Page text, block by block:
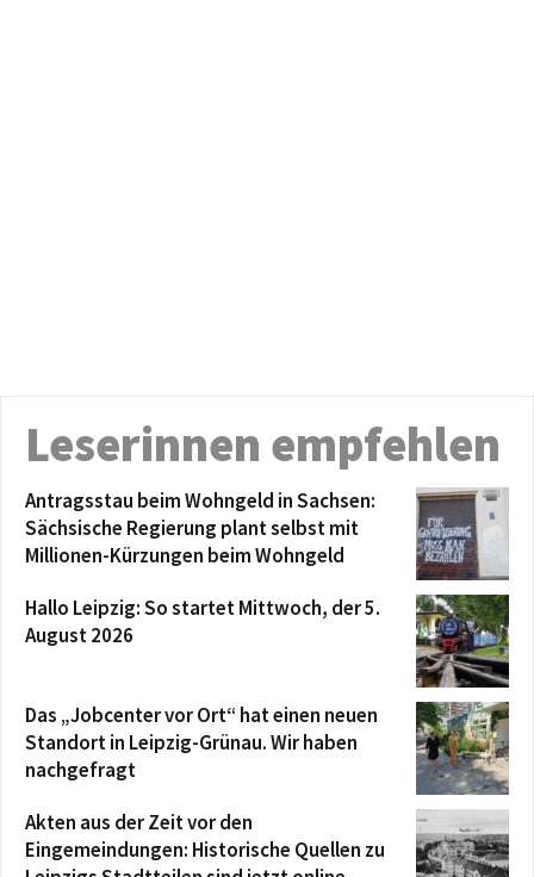
Leserinnen empfehlen
Antragsstau beim Wohngeld in Sachsen:
Sächsische Regierung plant selbst mit
Millionen-Kürzungen beim Wohngeld
Hallo Leipzig: So startet Mittwoch, der 5.
August 2026
Das „Jobcenter vor Ort“ hat einen neuen
Standort in Leipzig-Grünau. Wir haben
nachgefragt
Akten aus der Zeit vor den
Eingemeindungen: Historische Quellen zu